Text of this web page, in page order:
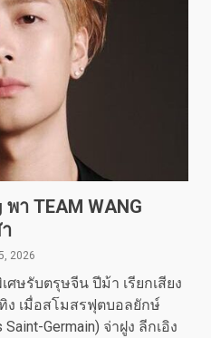
า TEAM WANG
2026
ศษรับตรุษจีน ปีม้า เรียกเสียง
ง เมื่อสโมสรฟุตบอลยักษ์
Germain) จ่าฝูง ลีกเอิง